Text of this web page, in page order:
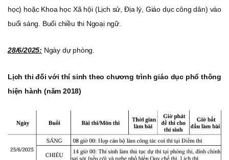
học) hoặc Khoa học Xã hội (Lịch sử, Địa lý, Giáo dục công dân) vào
buổi sáng. Buổi chiều thi Ngoại ngữ.
28/6/2025: Ngày dự phòng.
Lịch thi đối với thí sinh theo chương trình giáo dục phổ thông
hiện hành (năm 2018)